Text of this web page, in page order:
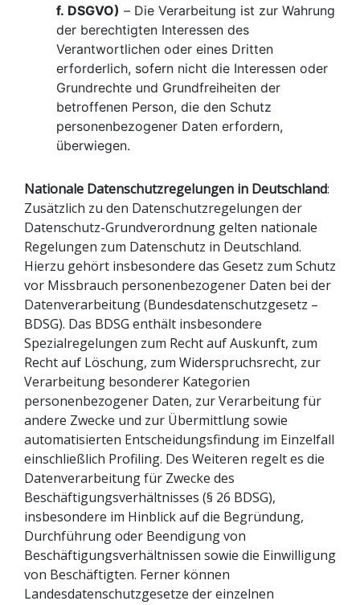
f. DSGVO)
der berechtigten Interessen des
Verantwortlichen oder eines Dritten
erforderlich, sofern nicht die Interessen oder
Grundrechte und Grundfreiheiten der
betroffenen Person, die den Schutz
personenbezogener Daten erfordern,
überwiegen.
Nationale Datenschutzregelungen in Deutschland:
Zusätzlich zu den Datenschutzregelungen der
Datenschutz-Grundverordnung gelten nationale
Regelungen zum Datenschutz in Deutschland.
Hierzu gehört insbesondere das Gesetz zum Schutz
vor Missbrauch personenbezogener Daten bei der
Datenverarbeitung (Bundesdatenschutzgesetz –
BDSG). Das BDSG enthält insbesondere
Spezialregelungen zum Recht auf Auskunft, zum
Recht auf Löschung, zum Widerspruchsrecht, zur
Verarbeitung besonderer Kategorien
personenbezogener Daten, zur Verarbeitung für
andere Zwecke und zur Übermittlung sowie
automatisierten Entscheidungsfindung im Einzelfall
einschließlich Profiling. Des Weiteren regelt es die
Datenverarbeitung für Zwecke des
Beschäftigungsverhältnisses (§ 26 BDSG),
insbesondere im Hinblick auf die Begründung,
Durchführung oder Beendigung von
Beschäftigungsverhältnissen sowie die Einwilligung
von Beschäftigten. Ferner können
Landesdatenschutzgesetze der einzelnen